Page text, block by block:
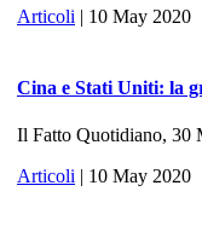
Articoli | 10 May 2020
Cina e Stati Uniti: la
Il Fatto Quotidiano, 30
Articoli | 10 May 2020